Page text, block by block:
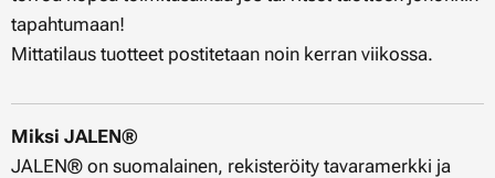
tapahtumaan!
Mittatilaus tuotteet postitetaan noin kerran viikossa.
Miksi JALEN®
JALEN® on suomalainen, rekisteröity tavaramerkki ja